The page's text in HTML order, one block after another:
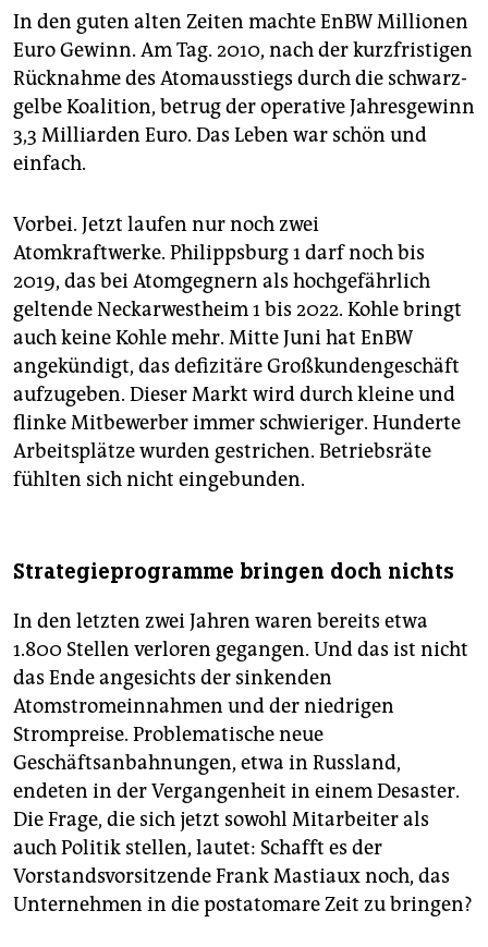
In den guten alten Zeiten machte EnBW Millionen
Euro Gewinn. Am Tag. 2010, nach der kurzfristigen
Rücknahme des Atomausstiegs durch die schwarz-
gelbe Koalition, betrug der operative Jahresgewinn
3,3 Milliarden Euro. Das Leben war schön und
einfach.
Vorbei. Jetzt laufen nur noch zwei
Atomkraftwerke. Philippsburg 1 darf noch bis
2019, das bei Atomgegnern als hochgefährlich
geltende Neckarwestheim 1 bis 2022. Kohle bringt
auch keine Kohle mehr. Mitte Juni hat EnBW
angekündigt, das defizitäre Großkundengeschäft
aufzugeben. Dieser Markt wird durch kleine und
flinke Mitbewerber immer schwieriger. Hunderte
Arbeitsplätze wur­den gestrichen. Betriebsräte
fühlten sich nicht eingebunden.
Strategieprogramme bringen doch nichts
In den letzten zwei Jahren waren bereits etwa
1.800 Stellen verloren gegangen. Und das ist nicht
das Ende angesichts der sinkenden
Atomstromeinnahmen und der niedrigen
Strompreise. Problematische neue
Geschäftsanbahnungen, etwa in Russland,
endeten in der Vergangenheit in einem Desaster.
Die Frage, die sich jetzt sowohl Mitarbeiter als
auch Politik stellen, lautet: Schafft es der
Vorstandsvorsitzende Frank Mas­tiaux noch, das
Unternehmen in die postatomare Zeit zu bringen?